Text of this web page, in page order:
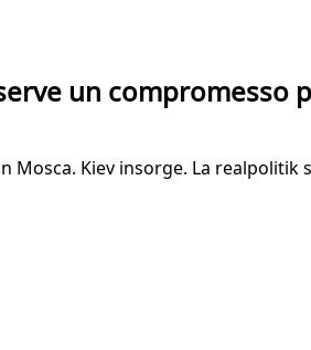
un compromesso
Kiev insorge. La